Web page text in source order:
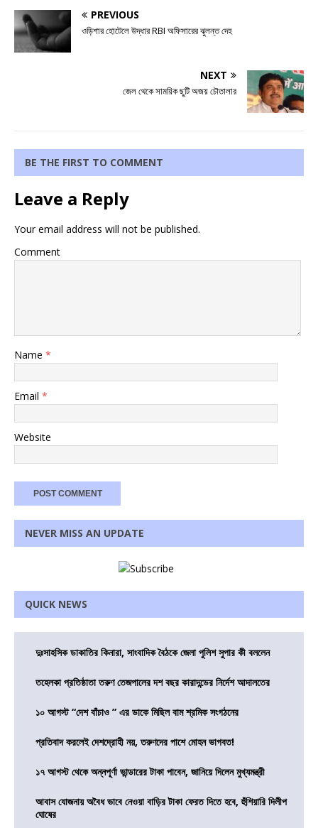
PREVIOUS
ওড়িশার হোটেলে উদ্ধার RBI অফিসারের ঝুলন্ত দেহ
NEXT
জেল থেকে সাময়িক ছুটি অজয় চৌতালার
BE THE FIRST TO COMMENT
Leave a Reply
Your email address will not be published.
Comment
Name *
Email *
Website
NEVER MISS AN UPDATE
QUICK NEWS
দুঃসাহসিক ডাকাতির কিনারা, সাংবাদিক বৈঠকে জেলা পুলিশ সুপার কী বললেন
তহেলকা প্রতিষ্ঠাতা তরুণ তেজপালের দশ বছর কারাদন্ডের নির্দেশ আদালতের
১০ আগস্ট “দেশ বাঁচাও ” এর ডাকে মিছিল বাম শ্রমিক সংগঠনের
প্রতিবাদ করলেই দেশদ্রোহী নয়, তরুণদের পাশে মোহন ভাগবত!
১৭ আগস্ট থেকে অন্নপূর্ণা ভান্ডারের টাকা পাবেন, জানিয়ে দিলেন মুখ্যমন্ত্রী
আবাস যোজনায় অবৈধ ভাবে নেওয়া বাড়ির টাকা ফেরত দিতে হবে, হুঁশিয়ারি দিলীপ
ঘোষের